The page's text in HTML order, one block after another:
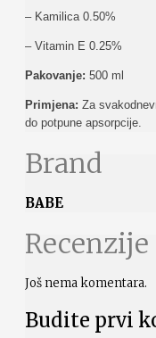
– Kamilica 0.50%
– Vitamin E 0.25%
Pakovanje: 500 ml
Primjena: Za
do potpune apsorpcije.
Brand
BABE
Recenzije
Još nema komentara.
Budite prvi